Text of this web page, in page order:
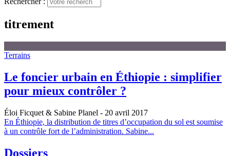
titrement
Terrains
Le foncier urbain en Éthiopie : simplifier
pour mieux contrôler ?
Éloi Ficquet & Sabine Planel - 20 avril 2017
En Éthiopie, la distribution de titres d’occupation du sol est soumise
à un contrôle fort de l’administration. Sabine...
Dossiers